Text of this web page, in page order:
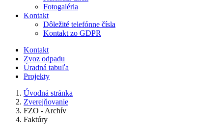
Fotogaléria
Kontakt
Dôležité telefónne čísla
Kontakt zo GDPR
Kontakt
Zvoz odpadu
Úradná tabuľa
Projekty
Úvodná stránka
Zverejňovanie
FZO - Archív
Faktúry